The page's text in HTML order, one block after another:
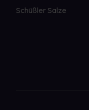
Schüßler Salze